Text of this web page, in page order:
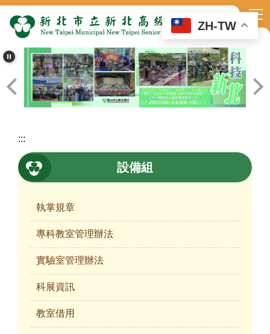
到
要
內
容
區
ZH-TW
:::
設備組
執掌規章
專科教室管理辦法
實驗室管理辦法
科展資訊
教室借用